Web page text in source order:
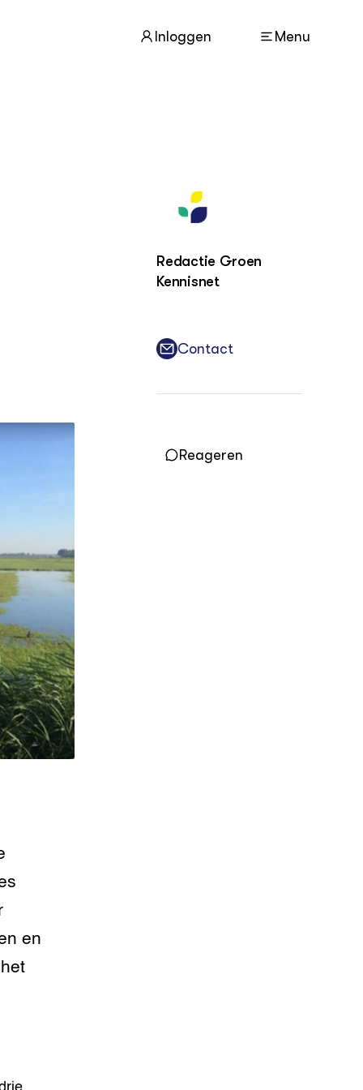
Inloggen Menu
Columns & Blogs
LEREN
Wiki Groen Kennisnet
ENGLISH
Search the Knowledge base
en
Redactie Groen
Kennisnet
Contact
Reageren